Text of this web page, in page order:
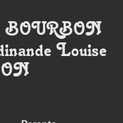
BOURBON
Louise